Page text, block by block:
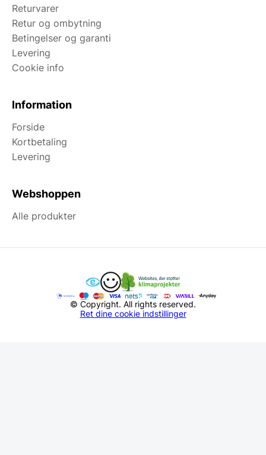
Returvarer
Retur og ombytning
Betingelser og garanti
Levering
Cookie info
Information
Forside
Kortbetaling
Levering
Webshoppen
Alle produkter
© Copyright. All rights reserved.
Ret dine cookie indstillinger